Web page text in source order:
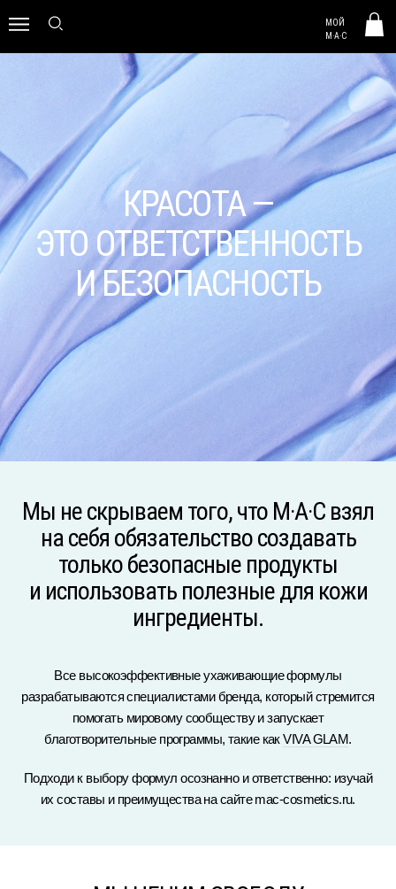
МОЙ
M·A·C
КРАСОТА —
ЭТО ОТВЕТСТВЕННОСТЬ
И БЕЗОПАСНОСТЬ
Мы не скрываем того, что M·A·C взял
на себя обязательство создавать
только безопасные продукты
и использовать полезные для кожи
ингредиенты.
Все высокоэффективные ухаживающие формулы
разрабатываются специалистами бренда, который стремится
помогать мировому сообществу и запускает
благотворительные программы, такие какVIVA GLAM.
Подходи к выбору формул осознанно и ответственно: изучай
их составы и преимущества на сайте mac-cosmetics.ru.